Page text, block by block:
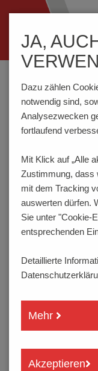
ein-/ausblenden
Home Komponenten
STL950/..G-5.0-H-
STL950/
HC
JA,
Dazu zählen
notwendig sind,
Analysezwecken
fortlaufend
Mit Klick auf „Alle
Zustimmung, dass
mit dem Tracking
auswerten dürfen.
Sie unter "Cookie-
entsprechenden
Detaillierte
Mehr
Akzeptieren